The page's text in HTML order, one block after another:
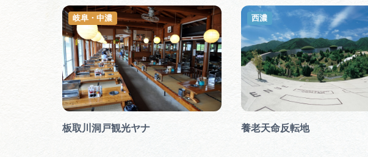
板取川洞戸観光ヤナ
岐阜・中濃
養老天命反転地
西濃